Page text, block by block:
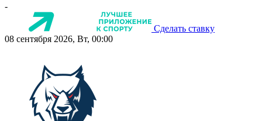
-
Сделать ставку
08 сентября 2026, Вт, 00:00